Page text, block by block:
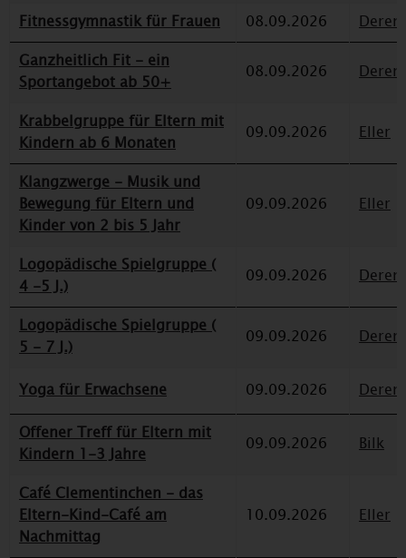
Fitnessgymnastik für Frauen 08.09.2026
Ganzheitlich Fit - ein
Sportangebot ab 50+
08.09.2026
Krabbelgruppe für Eltern mit
Kindern ab 6 Monaten
09.09.2026 Eller
Klangzwerge - Musik und
Bewegung für Eltern und
Kinder von 2 bis 5 Jahr
09.09.2026 Eller
Logopädische Spielgruppe (
4 -5 J.)
09.09.2026
Logopädische Spielgruppe (
5 - 7 J.)
09.09.2026
Yoga für Erwachsene 09.09.2026
Offener Treff für Eltern mit
Kindern 1-3 Jahre
09.09.2026 Bilk
Café Clementinchen - das
Eltern-Kind-Café am
Nachmittag
10.09.2026 Eller